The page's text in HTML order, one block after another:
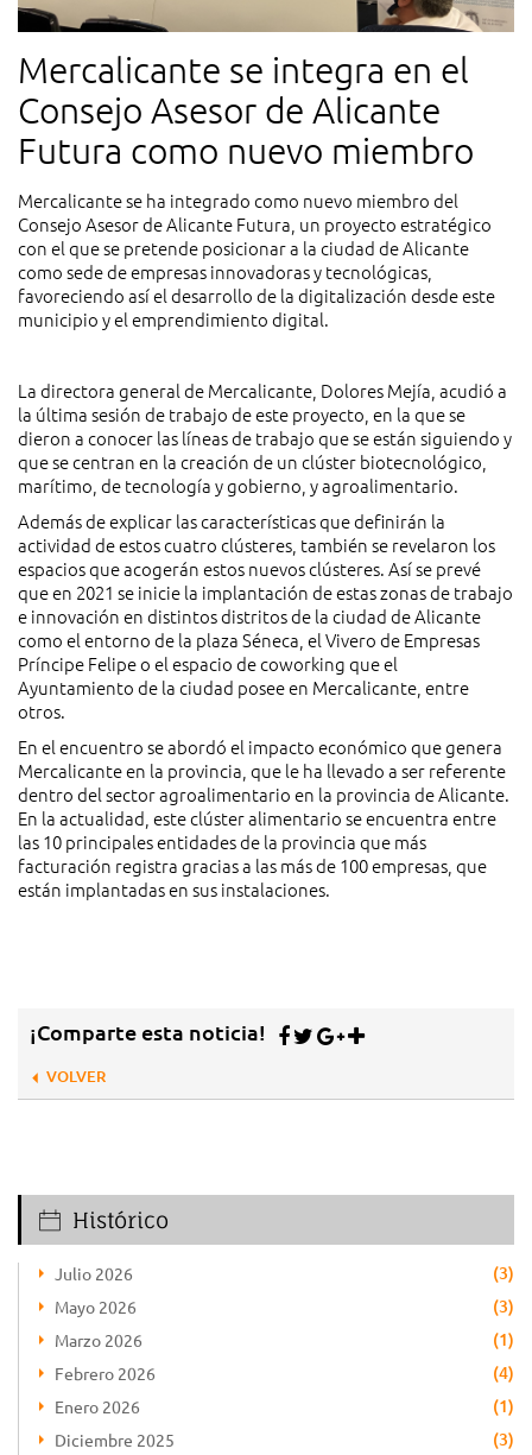
Mercalicante se integra en el
Consejo Asesor de Alicante
Futura como nuevo miembro
Mercalicante se ha integrado como nuevo miembro del
Consejo Asesor de Alicante Futura, un proyecto estratégico
con el que se pretende posicionar a la ciudad de Alicante
como sede de empresas innovadoras y tecnológicas,
favoreciendo así el desarrollo de la digitalización desde este
municipio y el emprendimiento digital.
La directora general de Mercalicante, Dolores Mejía, acudió a
la última sesión de trabajo de este proyecto, en la que se
dieron a conocer las líneas de trabajo que se están siguiendo y
que se centran en la creación de un clúster biotecnológico,
marítimo, de tecnología y gobierno, y agroalimentario.
Además de explicar las características que definirán la
actividad de estos cuatro clústeres, también se revelaron los
espacios que acogerán estos nuevos clústeres. Así se prevé
que en 2021 se inicie la implantación de estas zonas de trabajo
e innovación en distintos distritos de la ciudad de Alicante
como el entorno de la plaza Séneca, el Vivero de Empresas
Príncipe Felipe o el espacio de coworking que el
Ayuntamiento de la ciudad posee en Mercalicante, entre
otros.
En el encuentro se abordó el impacto económico que genera
Mercalicante en la provincia, que le ha llevado a ser referente
dentro del sector agroalimentario en la provincia de Alicante.
En la actualidad, este clúster alimentario se encuentra entre
las 10 principales entidades de la provincia que más
facturación registra gracias a las más de 100 empresas, que
están implantadas en sus instalaciones.
¡Comparte esta noticia!
VOLVER
Histórico
Julio 2026 (3)
Mayo 2026 (3)
Marzo 2026 (1)
Febrero 2026 (4)
Enero 2026 (1)
Diciembre 2025 (3)